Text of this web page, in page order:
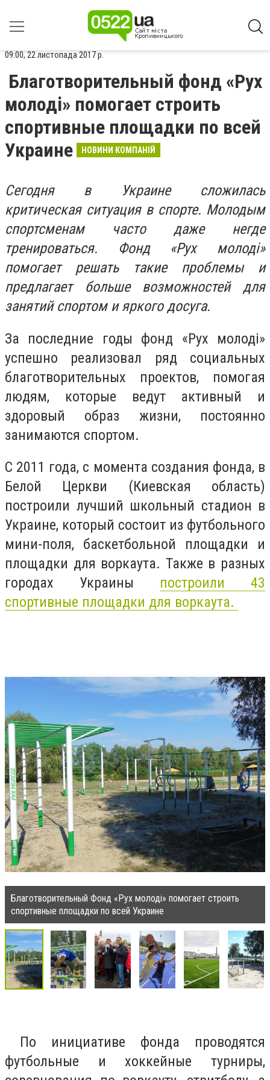
09:00, 22 листопада 2017 р.
Благотворительный фонд «Рух
молоді» помогает строить
спортивные площадки по всей
Украине
НОВИНИ КОМПАНІЙ
Сегодня в Украине сложилась
критическая ситуация в спорте. Молодым
спортсменам часто даже негде
тренироваться. Фонд «Рух молоді»
помогает решать такие проблемы и
предлагает больше возможностей для
занятий спортом и яркого досуга.
За последние годы фонд «Рух молоді»
успешно реализовал ряд социальных
благотворительных проектов, помогая
людям, которые ведут активный и
здоровый образ жизни, постоянно
занимаются спортом.
С 2011 года, с момента создания фонда, в
Белой Церкви (Киевская область)
построили лучший школьный стадион в
Украине, который состоит из футбольного
мини-поля, баскетбольной площадки и
площадки для воркаута. Также в разных
городах Украины построили 43
спортивные площадки для воркаута.
Благотворительный Фонд «Рух молоді» помогает строить
спортивные площадки по всей Украине
По инициативе фонда проводятся
футбольные и хоккейные турниры,